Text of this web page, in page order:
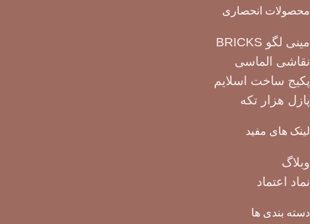
محصولات انحصاری
مینی لگو BRICKS
نقاشی الماسی
پکیج ساخت اسلایم
پازل هزار تکه
لینک های مفید
وبلاگ
نماد اعتماد
دسته بندی ها